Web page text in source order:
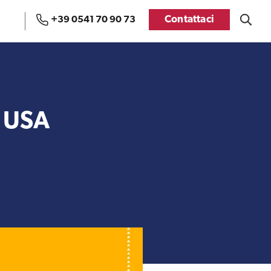
assistite da ExportUSA
Internazionalizzazione
e Accesso al Mercato
Contattaci
+39 0541 70 90 73